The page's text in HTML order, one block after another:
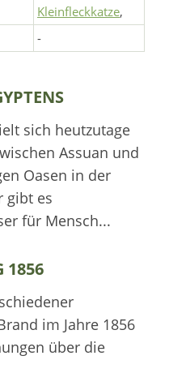
Kleinfleckkatze,
-
sich heutzutage
Assuan und
Oasen in der
gibt es
für Mensch...
1856
im Jahre 1856
über die